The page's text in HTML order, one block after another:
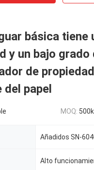
básica tiene
y un bajo
de
papel
MOQ:
Alto